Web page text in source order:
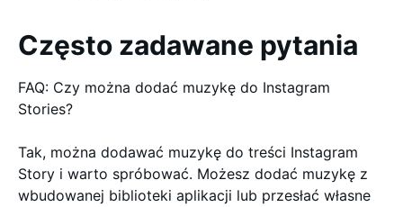
Często zadawane pytania
FAQ: Czy można dodać muzykę do Instagram
Stories?
Tak, można dodawać muzykę do treści Instagram
Story i warto spróbować. Możesz dodać muzykę z
wbudowanej biblioteki aplikacji lub przesłać własne